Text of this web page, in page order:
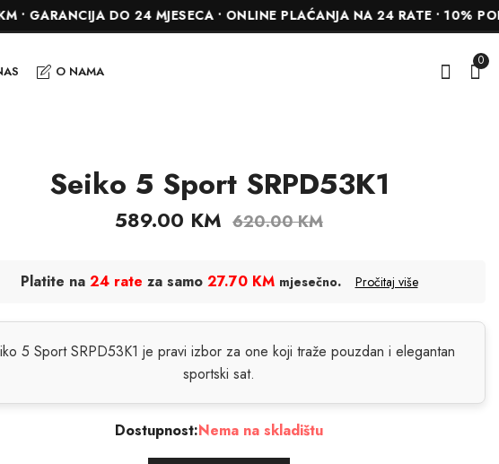
DO 24 MJESECA • ONLINE PLAĆANJA NA 24 RATE • 10%
O NAMA
0
Seiko 5 Sport
SRPD59K1
Seiko 5 Sport SRPD53K1
589.00 KM 620.00KM
Platite na 24 rate za samo 27.70 KM mjesečno. Pročitaj više
5 Sport SRPD53K1 je pravi izbor za one koji traže pouzdan i elegantan
sportski sat.
Dostupnost:Nema na skladištu